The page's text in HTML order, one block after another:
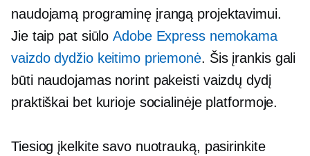
naudojamą programinę įrangą projektavimui.
Jie taip pat siūloAdobe Express nemokama
vaizdo dydžio keitimo priemonė. Šis įrankis gali
būti naudojamas norint pakeisti vaizdų dydį
praktiškai bet kurioje socialinėje platformoje.
Tiesiog įkelkite savo nuotrauką, pasirinkite